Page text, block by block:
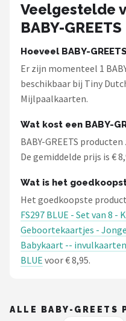
Veelgestelde
BABY-GREETS
Hoeveel BABY-
Er zijn momenteel 1
beschikbaar bij Tiny
Mijlpaalkaarten.
Wat kost een BABY-
BABY-GREETS
De gemiddelde prijs is €
Wat is het
Het goedkoopste
FS297 BLUE - Set van 8 -
Geboortekaartjes -
Babykaart --
BLUE voor € 8,95.
ALLE BABY-GREETS